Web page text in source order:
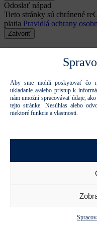
Aby sme mohli poskytovať čo
ukladanie a/alebo prístup k
nám umožní spracovávať údaje,
tejto stránke. Nesúhlas alebo
niektoré funkcie a vlastnosti.
Odoslať nápad
Tieto stránky sú chránené
platia Pravidlá ochrany
Zatvoriť
Súhlasím s použitím mojich
účely.
Formulár sa nepodarilo
Tieto stránky sú chránené